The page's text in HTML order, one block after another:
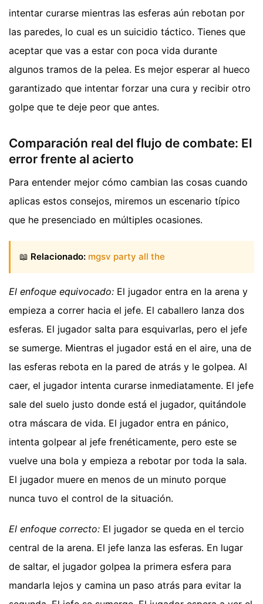
intentar curarse mientras las esferas aún rebotan por
las paredes, lo cual es un suicidio táctico. Tienes que
aceptar que vas a estar con poca vida durante
algunos tramos de la pelea. Es mejor esperar al hueco
garantizado que intentar forzar una cura y recibir otro
golpe que te deje peor que antes.
Comparación real del flujo de combate: El
error frente al acierto
Para entender mejor cómo cambian las cosas cuando
aplicas estos consejos, miremos un escenario típico
que he presenciado en múltiples ocasiones.
📖 Relacionado: mgsv party all the
El enfoque equivocado: El jugador entra en la arena y
empieza a correr hacia el jefe. El caballero lanza dos
esferas. El jugador salta para esquivarlas, pero el jefe
se sumerge. Mientras el jugador está en el aire, una de
las esferas rebota en la pared de atrás y le golpea. Al
caer, el jugador intenta curarse inmediatamente. El jefe
sale del suelo justo donde está el jugador, quitándole
otra máscara de vida. El jugador entra en pánico,
intenta golpear al jefe frenéticamente, pero este se
vuelve una bola y empieza a rebotar por toda la sala.
El jugador muere en menos de un minuto porque
nunca tuvo el control de la situación.
El enfoque correcto: El jugador se queda en el tercio
central de la arena. El jefe lanza las esferas. En lugar
de saltar, el jugador golpea la primera esfera para
mandarla lejos y camina un paso atrás para evitar la